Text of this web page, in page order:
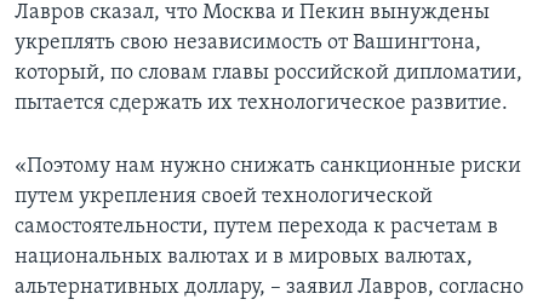
Лавров сказал, что Москва и Пекин вынуждены
укреплять свою независимость от Вашингтона,
который, по словам главы российской дипломатии,
пытается сдержать их технологическое развитие.
«Поэтому нам нужно снижать санкционные риски
путем укрепления своей технологической
самостоятельности, путем перехода к расчетам в
национальных валютах и в мировых валютах,
альтернативных доллару, – заявил Лавров, согласно